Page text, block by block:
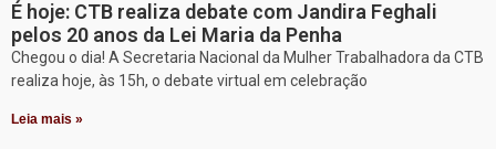
É hoje: CTB realiza debate com Jandira Feghali
pelos 20 anos da Lei Maria da Penha
Chegou o dia! A Secretaria Nacional da Mulher Trabalhadora da CTB
realiza hoje, às 15h, o debate virtual em celebração
Leia mais »